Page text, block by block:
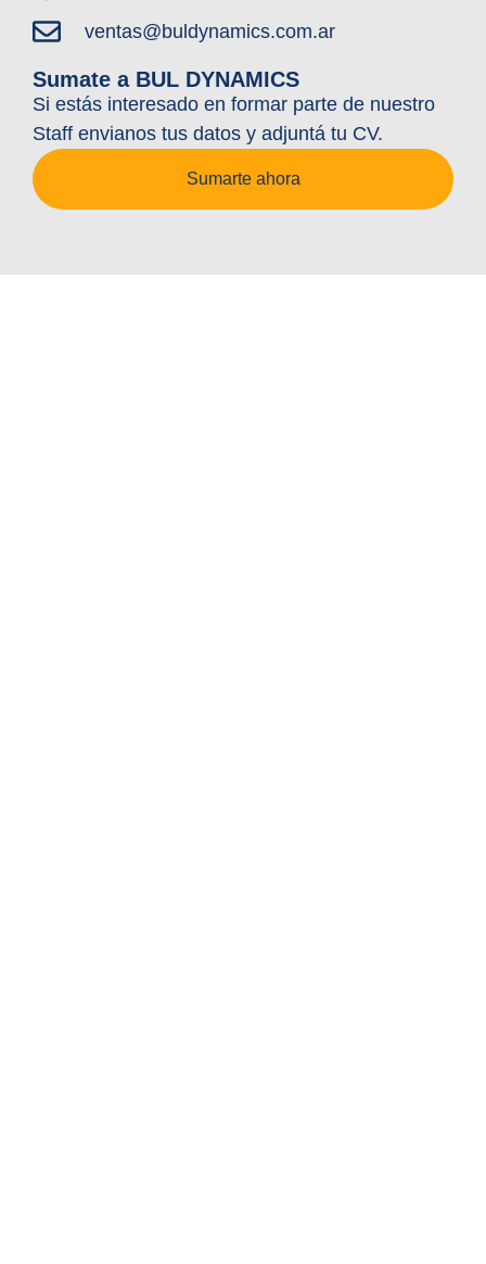
ventas@buldynamics.com.ar
Sumate a BUL DYNAMICS
Si estás interesado en formar parte de nuestro
Staff envianos tus datos y adjuntá tu CV.
Sumarte ahora